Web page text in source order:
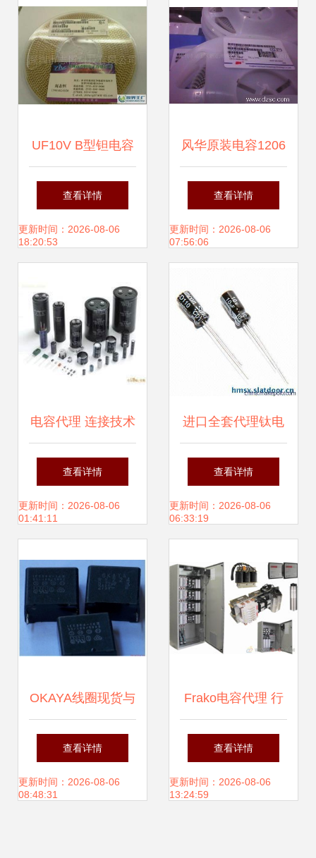
级代理批发服务
UF10V B型钽电容
AVX、KEMET、
NEC三大品牌一级
服务的双重保障
查看详情
更新时间：2026-08-06
18:20:53
风华原装电容1206
10UF16V 一级代
理的优势与选择
查看详情
更新时间：2026-08-06
07:56:06
电容代理 连接技术
与市场的重要桥梁
查看详情
更新时间：2026-08-06
01:41:11
进口全套代理钛电
解电容 一站式采购
指南
查看详情
更新时间：2026-08-06
06:33:19
OKAYA线圈现货与
安规电容代理服
务，中国信息发布
查看详情
更新时间：2026-08-06
08:48:31
Frako电容代理 行
业应用、选择要点
与市场前景
查看详情
更新时间：2026-08-06
13:24:59